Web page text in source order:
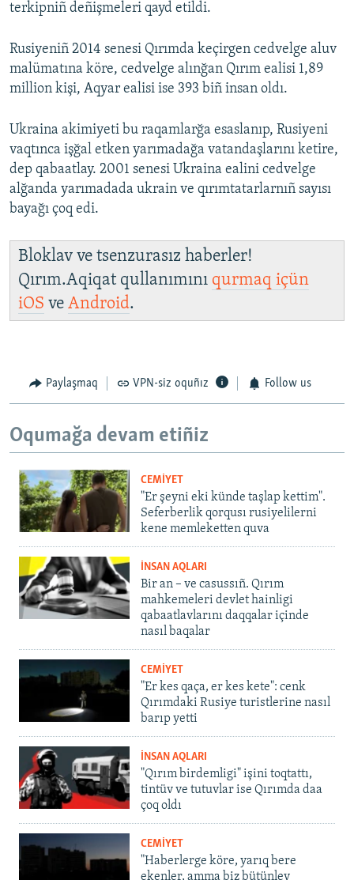
terkipniñ deñişmeleri qayd etildi.
Rusiyeniñ 2014 senesi Qırımda keçirgen cedvelge aluv
malümatına köre, cedvelge alınğan Qırım ealisi 1,89
million kişi, Aqyar ealisi ise 393 biñ insan oldı.
Ukraina akimiyeti bu raqamlarğa esaslanıp, Rusiyeni
vaqtınca işğal etken yarımadağa vatandaşlarını ketire,
dep qabaatlay. 2001 senesi Ukraina ealini cedvelge
alğanda yarımadada ukrain ve qırımtatarlarnıñ sayısı
bayağı çoq edi.
Bloklav ve tsenzurasız haberler!
Qırım.Aqiqat qullanımını qurmaq içün
iOS ve Android.
Paylaşmaq VPN-siz oquñız Follow us
Oqumağa devam etiñiz
CEMİYET
"Er şeyni eki künde taşlap kettim".
Seferberlik qorqusı rusiyelilerni
kene memleketten quva
İNSAN AQLARI
Bir an – ve casussıñ. Qırım
mahkemeleri devlet hainligi
qabaatlavlarını daqqalar içinde
nasıl baqalar
CEMİYET
"Er kes qaça, er kes kete": cenk
Qırımdaki Rusiye turistlerine nasıl
barıp yetti
İNSAN AQLARI
"Qırım birdemligi" işini toqtattı,
tintüv ve tutuvlar ise Qırımda daa
çoq oldı
CEMİYET
"Haberlerge köre, yarıq bere
ekenler, amma biz bütünley